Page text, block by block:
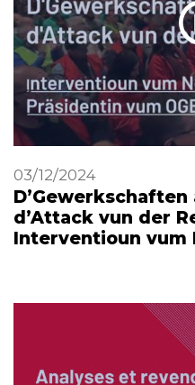
03/12/2024
d’Attack vun der
Interventioun vum